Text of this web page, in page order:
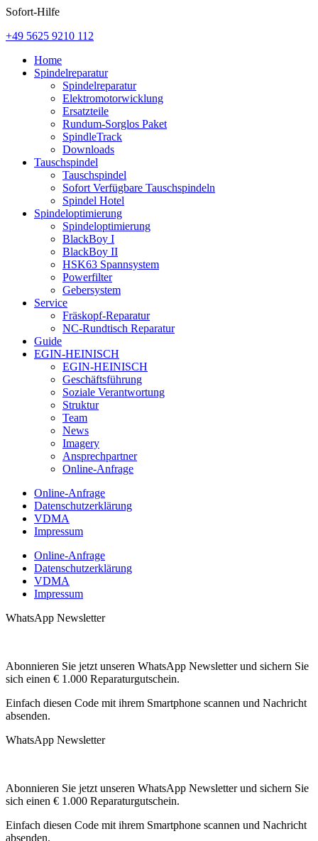
Sofort-Hilfe
+49 5625 9210 112
Home
Spindelreparatur
Spindelreparatur
Elektromotorwicklung
Ersatzteile
Rundum-Sorglos Paket
SpindleTrack
Downloads
Tauschspindel
Tauschspindel
Sofort Verfügbare Tauschspindeln
Spindel Hotel
Spindeloptimierung
Spindeloptimierung
BlackBoy I
BlackBoy II
HSK63 Spannsystem
Powerfilter
Gebersystem
Service
Fräskopf-Reparatur
NC-Rundtisch Reparatur
Guide
EGIN-HEINISCH
EGIN-HEINISCH
Geschäftsführung
Soziale Verantwortung
Struktur
Team
News
Imagery
Ansprechpartner
Online-Anfrage
Online-Anfrage
Datenschutzerklärung
VDMA
Impressum
Online-Anfrage
Datenschutzerklärung
VDMA
Impressum
WhatsApp Newsletter
Abonnieren Sie jetzt unseren WhatsApp Newsletter und sichern Sie
sich einen € 1.000 Reparaturgutschein.
Einfach diesen Code mit ihrem Smartphone scannen und Nachricht
absenden.
WhatsApp Newsletter
Abonnieren Sie jetzt unseren WhatsApp Newsletter und sichern Sie
sich einen € 1.000 Reparaturgutschein.
Einfach diesen Code mit ihrem Smartphone scannen und Nachricht
absenden.